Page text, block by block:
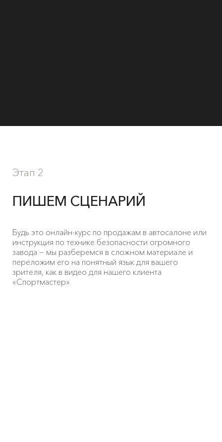
Этап 2
ПИШЕМ СЦЕНАРИЙ
Будь это онлайн-курс по продажам в автосалоне или
инструкция по технике безопасности огромного
завода — мы разберемся в сложном материале и
переложим его на понятный язык для вашего
зрителя, как в видео для нашего клиента
«Спортмастер»